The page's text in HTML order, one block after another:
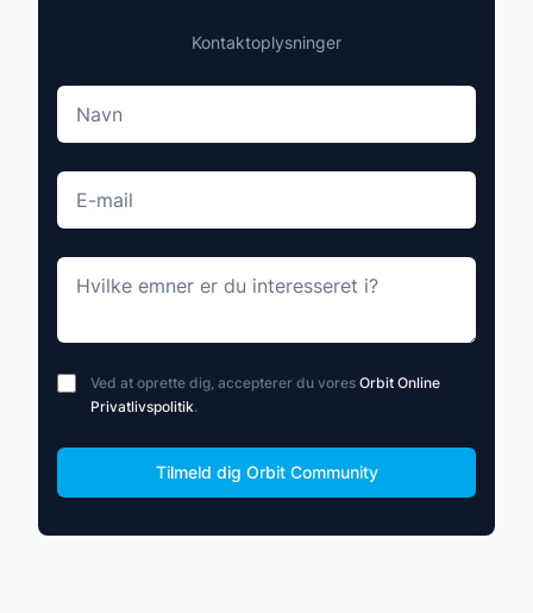
Kontaktoplysninger
Navn
E-mail
Hvilke emner er du interesseret i?
Ved at oprette dig, accepterer du vores Orbit Online
Privatlivspolitik.
Move along, nothing to see here
Tilmeld dig Orbit Community